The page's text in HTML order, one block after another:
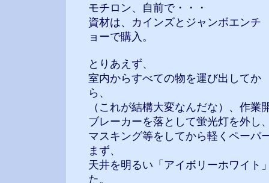
モチロン、自前で・・・
資材は、カインズとジャンボエンチ
ョーで購入。
とりあえず、
室内からすべての物を運び出してか
ら、
（これが結構大変なんだな）、作業
ブレーカーを落として蛍光灯を外し
マスキング等をしてから軽くペーパ
まず、
天井を明るい「アイボリーホワイト
た。